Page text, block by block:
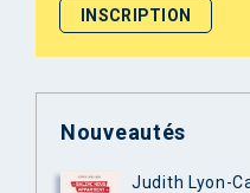
Nouveautés
Judith Lyon-